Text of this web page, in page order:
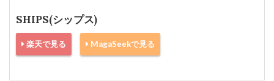
SHIPS(シップス)
楽天で見る MagaSeekで見る